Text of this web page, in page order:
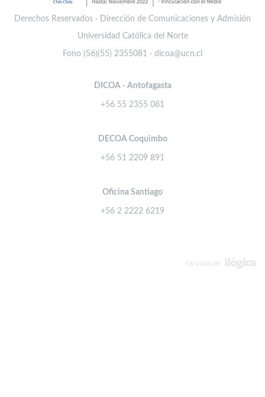
Derechos Reservados · Dirección de Comunicaciones y Admisión
Universidad Católica del Norte
Fono (56)(55) 2355081 · dicoa@ucn.cl
DICOA - Antofagasta
+56 55 2355 081
DECOA Coquimbo
+56 51 2209 891
Oficina Santiago
+56 2 2222 6219